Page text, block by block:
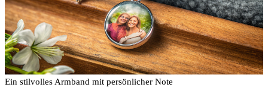
Ein stilvolles Armband mit persönlicher Note